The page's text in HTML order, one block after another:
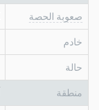
صعوبة الحصة
خادم
حالة
منطقة